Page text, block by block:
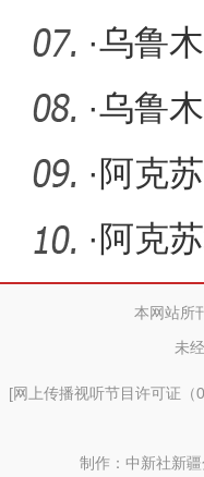
安全生
·乌鲁
·乌鲁
· 阿克
· 阿克
本网站所
未
[网上传播视听节目许可证（
制作：中新社